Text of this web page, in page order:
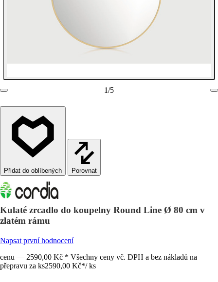
1/5
Porovnat
Kulaté zrcadlo do koupelny Round Line Ø 80 cm v
zlatém rámu
Napsat první hodnocení
cenu — 2590,00 Kč * Všechny ceny vč. DPH a bez nákladů na
přepravu za ks2590,00 Kč*/ ks